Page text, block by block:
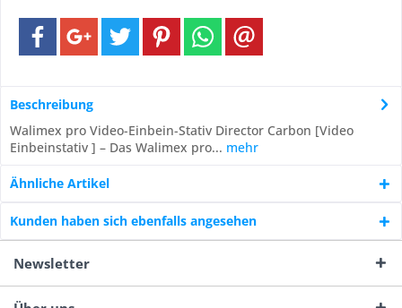
Beschreibung
Walimex pro Video-Einbein-Stativ Director Carbon [Video
Einbeinstativ ] – Das Walimex pro... mehr
Ähnliche Artikel
Kunden haben sich ebenfalls angesehen
Newsletter